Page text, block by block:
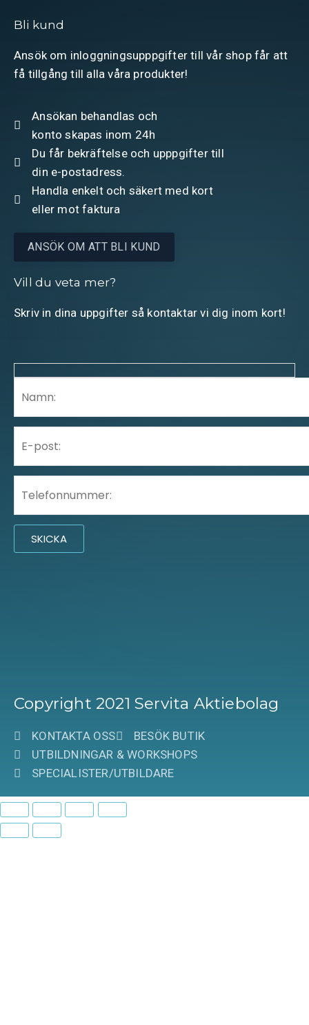
Bli kund
Ansök om inloggningsupppgifter till vår shop får att
få tillgång till alla våra produkter!
Ansökan behandlas och
konto skapas inom 24h
Du får bekräftelse och upppgifter till
din e-postadress.
Handla enkelt och säkert med kort
eller mot faktura
ANSÖK OM ATT BLI KUND
Vill du veta mer?
Skriv in dina uppgifter så kontaktar vi dig inom kort!
Copyright 2021 Servita Aktiebolag
KONTAKTA OSS
BESÖK BUTIK
UTBILDNINGAR & WORKSHOPS
SPECIALISTER/UTBILDARE